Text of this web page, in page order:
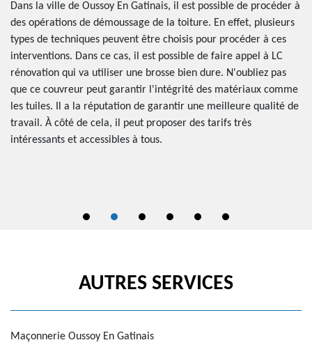
Dans la ville de Oussoy En Gatinais, il est possible de procéder à
des opérations de démoussage de la toiture. En effet, plusieurs
types de techniques peuvent être choisis pour procéder à ces
interventions. Dans ce cas, il est possible de faire appel à LC
rénovation qui va utiliser une brosse bien dure. N'oubliez pas
que ce couvreur peut garantir l'intégrité des matériaux comme
les tuiles. Il a la réputation de garantir une meilleure qualité de
travail. À côté de cela, il peut proposer des tarifs très
intéressants et accessibles à tous.
AUTRES SERVICES
Maçonnerie Oussoy En Gatinais